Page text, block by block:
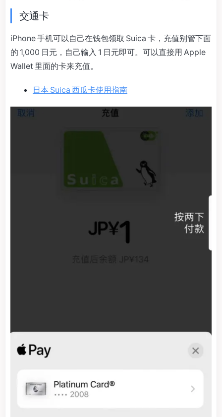
交通卡
iPhone 手机可以自己在钱包领取 Suica 卡，充值别管下面
的 1,000 日元，自己输入 1 日元即可。可以直接用 Apple
Wallet 里面的卡来充值。
日本 Suica 西瓜卡使用指南